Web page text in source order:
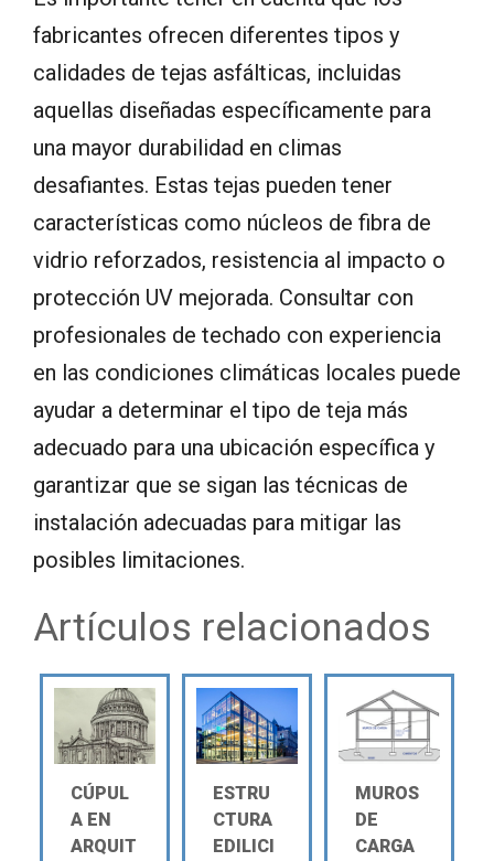
fabricantes ofrecen diferentes tipos y
calidades de tejas asfálticas, incluidas
aquellas diseñadas específicamente para
una mayor durabilidad en climas
desafiantes. Estas tejas pueden tener
características como núcleos de fibra de
vidrio reforzados, resistencia al impacto o
protección UV mejorada. Consultar con
profesionales de techado con experiencia
en las condiciones climáticas locales puede
ayudar a determinar el tipo de teja más
adecuado para una ubicación específica y
garantizar que se sigan las técnicas de
instalación adecuadas para mitigar las
posibles limitaciones.
Artículos relacionados
CÚPUL
A EN
ARQUIT
ESTRU
CTURA
EDILICI
MUROS
DE
CARGA